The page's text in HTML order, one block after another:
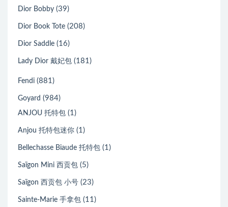
Dior Bobby (39)
Dior Book Tote (208)
Dior Saddle (16)
Lady Dior 戴妃包 (181)
Fendi (881)
Goyard (984)
ANJOU 托特包 (1)
Anjou 托特包迷你 (1)
Bellechasse Biaude 托特包 (1)
Saïgon Mini 西贡包 (5)
Saïgon 西贡包 小号 (23)
Sainte-Marie 手拿包 (11)